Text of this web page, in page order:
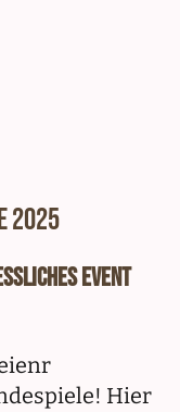
2025
Event
Hier